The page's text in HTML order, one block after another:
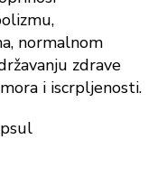
normalnom
zdrave
i iscrpljenosti.